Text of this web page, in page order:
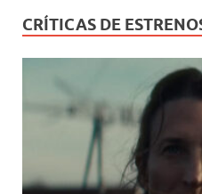
CRÍTICAS DE